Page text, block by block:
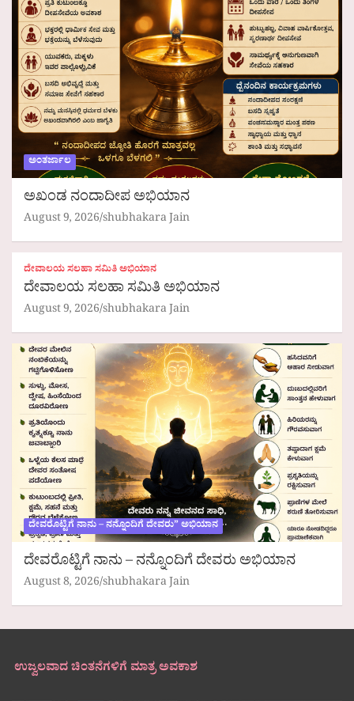
ಅಂತರ್ಜಾಲ
ಅಖಂಡ ನಂದಾದೀಪ ಅಭಿಯಾನ
August 9, 2026 shubhakara Jain
ದೇವಾಲಯ ಸಲಹಾ ಸಮಿತಿ ಅಭಿಯಾನ
ದೇವಾಲಯ ಸಲಹಾ ಸಮಿತಿ ಅಭಿಯಾನ
August 9, 2026 shubhakara Jain
ದೇವರೊಟ್ಟಿಗೆ ನಾನು – ನನ್ನೊಂದಿಗೆ ದೇವರು” ಅಭಿಯಾನ
ದೇವರೊಟ್ಟಿಗೆ ನಾನು – ನನ್ನೊಂದಿಗೆ ದೇವರು ಅಭಿಯಾನ
August 8, 2026 shubhakara Jain
ಉಜ್ವಲವಾದ ಚಿಂತನೆಗಳಿಗೆ ಮಾತ್ರ ಅವಕಾಶ